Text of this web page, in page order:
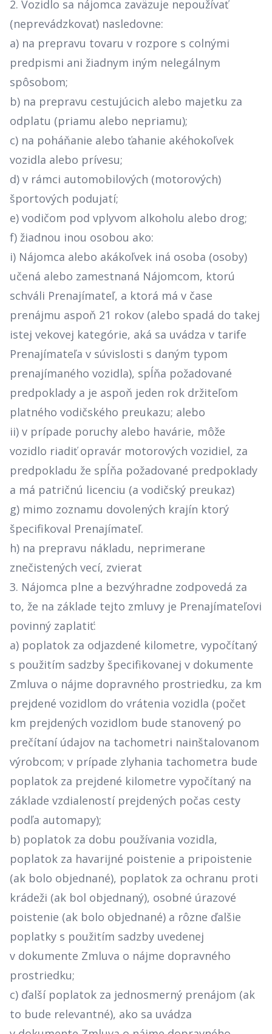
2. Vozidlo sa nájomca zaväzuje nepoužívať
(neprevádzkovať) nasledovne:
a) na prepravu tovaru v rozpore s colnými
predpismi ani žiadnym iným nelegálnym
spôsobom;
b) na prepravu cestujúcich alebo majetku za
odplatu (priamu alebo nepriamu);
c) na poháňanie alebo ťahanie akéhokoľvek
vozidla alebo prívesu;
d) v rámci automobilových (motorových)
športových podujatí;
e) vodičom pod vplyvom alkoholu alebo drog;
f) žiadnou inou osobou ako:
i) Nájomca alebo akákoľvek iná osoba (osoby)
učená alebo zamestnaná Nájomcom, ktorú
schváli Prenajímateľ, a ktorá má v čase
prenájmu aspoň 21 rokov (alebo spadá do takej
istej vekovej kategórie, aká sa uvádza v tarife
Prenajímateľa v súvislosti s daným typom
prenajímaného vozidla), spĺňa požadované
predpoklady a je aspoň jeden rok držiteľom
platného vodičského preukazu; alebo
ii) v prípade poruchy alebo havárie, môže
vozidlo riadiť opravár motorových vozidiel, za
predpokladu že spĺňa požadované predpoklady
a má patričnú licenciu (a vodičský preukaz)
g) mimo zoznamu dovolených krajín ktorý
špecifikoval Prenajímateľ.
h) na prepravu nákladu, neprimerane
znečistených vecí, zvierat
3. Nájomca plne a bezvýhradne zodpovedá za
to, že na základe tejto zmluvy je Prenajímateľovi
povinný zaplatiť:
a) poplatok za odjazdené kilometre, vypočítaný
s použitím sadzby špecifikovanej v dokumente
Zmluva o nájme dopravného prostriedku, za km
prejdené vozidlom do vrátenia vozidla (počet
km prejdených vozidlom bude stanovený po
prečítaní údajov na tachometri nainštalovanom
výrobcom; v prípade zlyhania tachometra bude
poplatok za prejdené kilometre vypočítaný na
základe vzdialeností prejdených počas cesty
podľa automapy);
b) poplatok za dobu používania vozidla,
poplatok za havarijné poistenie a pripoistenie
(ak bolo objednané), poplatok za ochranu proti
krádeži (ak bol objednaný), osobné úrazové
poistenie (ak bolo objednané) a rôzne ďalšie
poplatky s použitím sadzby uvedenej
v dokumente Zmluva o nájme dopravného
prostriedku;
c) ďalší poplatok za jednosmerný prenájom (ak
to bude relevantné), ako sa uvádza